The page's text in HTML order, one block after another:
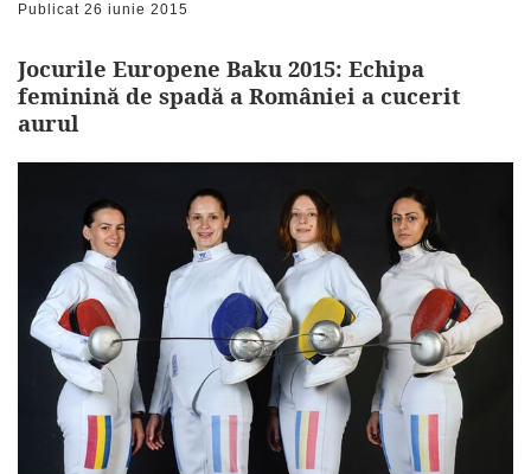
Publicat 26 iunie 2015
Jocurile Europene Baku 2015: Echipa
feminină de spadă a României a cucerit
aurul